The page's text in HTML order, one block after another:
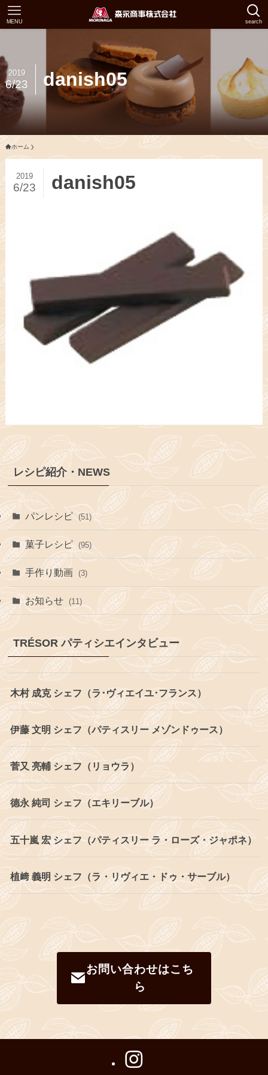
search
MENU
danish05
2019
6/23
ホーム
danish05
2019
6/23
レシピ紹介・NEWS
パンレシピ (51)
菓子レシピ (95)
手作り動画 (3)
お知らせ (11)
TRÉSOR パティシエインタビュー
木村 成克 シェフ（ラ･ヴィエイユ･フランス）
伊藤 文明 シェフ（パティスリー メゾンドゥース）
菅又 亮輔 シェフ（リョウラ）
德永 純司 シェフ（エキリーブル）
五十嵐 宏 シェフ（パティスリー ラ・ローズ・ジャポネ）
植﨑 義明 シェフ（ラ・リヴィエ・ドゥ・サーブル）
お問い合わせはこち
ら